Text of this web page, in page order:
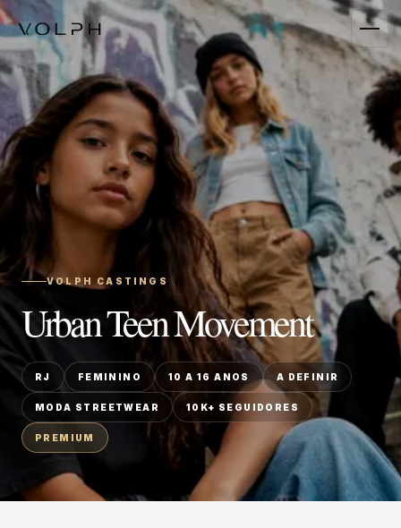
VOLPH CASTINGS
Urban Teen Movement
RJ FEMININO 10 A 16 ANOS A DEFINIR
MODA STREETWEAR 10K+ SEGUIDORES
PREMIUM